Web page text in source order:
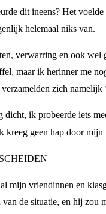
dit ineens? Het
helemaal niks van.
verwarring en ook wel
maar ik herinner me
zich
dicht, ik probeerde iets
kreeg geen hap door
mijn vriendinnen en
de situatie, en hij zou